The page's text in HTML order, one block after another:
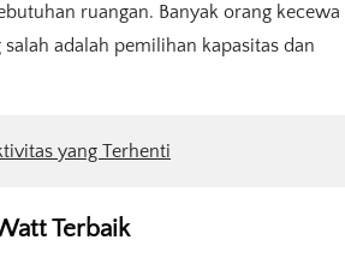
ruangan. Banyak orang kecewa
adalah pemilihan kapasitas dan
yang Terhenti
Terbaik